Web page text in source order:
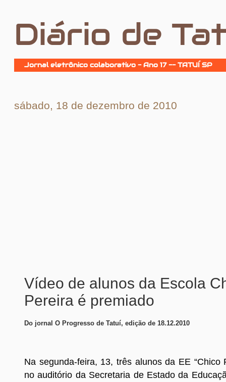
Diário de
Jornal eletrônico colaborativo - Ano 17 -- TATUÍ SP
sábado, 18 de dezembro de 2010
Vídeo de alunos da Escola
Pereira é premiado
Do jornal O Progresso de Tatuí, edição de 18.12.2010
Na segunda-feira, 13, três alunos da EE “Chico
no auditório da Secretaria de Estado da